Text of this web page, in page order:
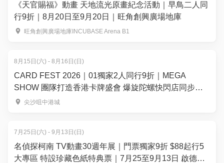
《天官賜福》動畫 天地流光原畫紀念活動｜早鳥二人同
行9折｜8月20日至9月20日｜旺角創興廣場地庫
旺角創興廣場地庫INCUBASE Arena B1
8月15日(六) - 8月16日(日)
CARD FEST 2026｜01獨家2人同行9折｜MEGA
SHOW 團隊打造香港卡牌盛會 爆旋陀螺快閃店同步登
場！8月15-16日登陸尖沙咀中港城
尖沙咀中港城
7月25日(六) - 9月13日(日)
名偵探柯南 TV動畫30週年展｜門票獨家9折 $88起行5
大專區 特設珍藏色紙特典票｜7月25至9月13日 啟德雙